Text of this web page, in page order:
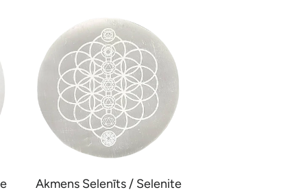
Akmens Selenīts / Selenite